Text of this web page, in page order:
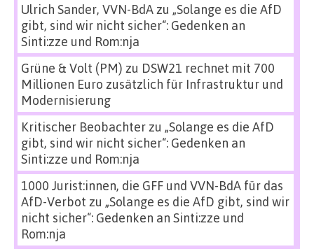
Ulrich Sander, VVN-BdAzu „Solange es die AfD
gibt, sind wir nicht sicher“: Gedenken an
Sinti:zze und Rom:nja
Grüne & Volt (PM) zu DSW21 rechnet mit 700
Millionen Euro zusätzlich für Infrastruktur und
Modernisierung
Kritischer Beobachterzu „Solange es die AfD
gibt, sind wir nicht sicher“: Gedenken an
Sinti:zze und Rom:nja
1000 Jurist:innen, die GFF und VVN-BdA für das
AfD-Verbot zu „Solange es die AfD gibt, sind wir
nicht sicher“: Gedenken an Sinti:zze und
Rom:nja